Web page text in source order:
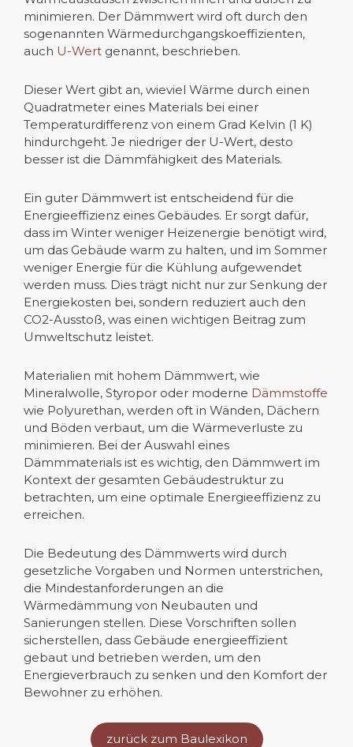
minimieren. Der Dämmwert wird oft durch den
sogenannten Wärmedurchgangskoeffizienten,
auch U-Wert genannt, beschrieben.
Dieser Wert gibt an, wieviel Wärme durch einen
Quadratmeter eines Materials bei einer
Temperaturdifferenz von einem Grad Kelvin (1 K)
hindurchgeht. Je niedriger der U-Wert, desto
besser ist die Dämmfähigkeit des Materials.
Ein guter Dämmwert ist entscheidend für die
Energieeffizienz eines Gebäudes. Er sorgt dafür,
dass im Winter weniger Heizenergie benötigt wird,
um das Gebäude warm zu halten, und im Sommer
weniger Energie für die Kühlung aufgewendet
werden muss. Dies trägt nicht nur zur Senkung der
Energiekosten bei, sondern reduziert auch den
CO2-Ausstoß, was einen wichtigen Beitrag zum
Umweltschutz leistet.
Materialien mit hohem Dämmwert, wie
Mineralwolle, Styropor oder moderne Dämmstoffe
wie Polyurethan, werden oft in Wänden, Dächern
und Böden verbaut, um die Wärmeverluste zu
minimieren. Bei der Auswahl eines
Dämmmaterials ist es wichtig, den Dämmwert im
Kontext der gesamten Gebäudestruktur zu
betrachten, um eine optimale Energieeffizienz zu
erreichen.
Die Bedeutung des Dämmwerts wird durch
gesetzliche Vorgaben und Normen unterstrichen,
die Mindestanforderungen an die
Wärmedämmung von Neubauten und
Sanierungen stellen. Diese Vorschriften sollen
sicherstellen, dass Gebäude energieeffizient
gebaut und betrieben werden, um den
Energieverbrauch zu senken und den Komfort der
Bewohner zu erhöhen.
zurück zum Baulexikon